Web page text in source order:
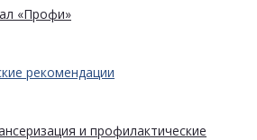
«Профи»
рекомендации
и профилактические